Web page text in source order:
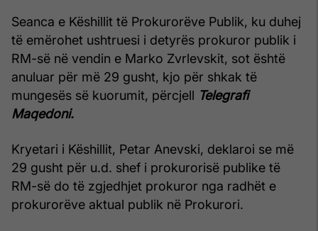
Seanca e Këshillit të Prokurorëve Publik, ku duhej
të emërohet ushtruesi i detyrës prokuror publik i
RM-së në vendin e Marko Zvrlevskit, sot është
anuluar për më 29 gusht, kjo për shkak të
mungesës së kuorumit, përcjell Telegrafi
Maqedoni.
Kryetari i Këshillit, Petar Anevski, deklaroi se më
29 gusht për u.d. shef i prokurorisë publike të
RM-së do të zgjedhjet prokuror nga radhët e
prokurorëve aktual publik në Prokurori.